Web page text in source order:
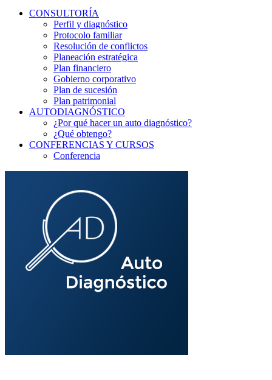
CONSULTORÍA
Perfil y diagnóstico
Protocolo familiar
Resolución de conflictos
Planeación estratégica
Plan financiero
Gobierno corporativo
Plan de sucesión
Plan patrimonial
AUTODIAGNÓSTICO
¿Por qué hacer un auto diagnóstico?
¿Qué obtengo?
CONFERENCIAS Y CURSOS
Conferencia